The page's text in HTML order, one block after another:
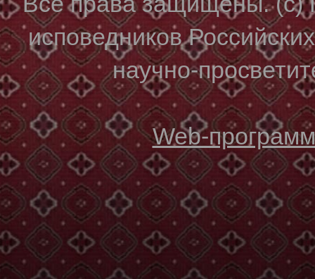
исповедников
научно-
Web-